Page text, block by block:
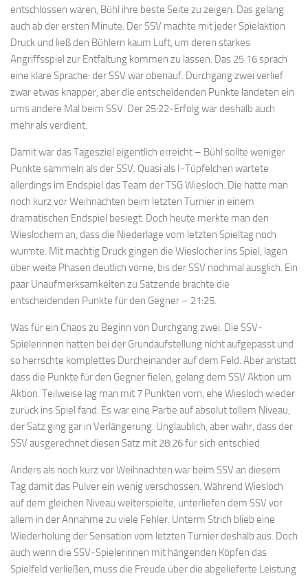
entschlossen waren, Bühl ihre beste Seite zu zeigen. Das gelang
auch ab der ersten Minute. Der SSV machte mit jeder Spielaktion
Druck und ließ den Bühlern kaum Luft, um deren starkes
Angriffsspiel zur Entfaltung kommen zu lassen. Das 25:16 sprach
eine klare Sprache: der SSV war obenauf. Durchgang zwei verlief
zwar etwas knapper, aber die entscheidenden Punkte landeten ein
ums andere Mal beim SSV. Der 25:22-Erfolg war deshalb auch
mehr als verdient.
Damit war das Tagesziel eigentlich erreicht – Bühl sollte weniger
Punkte sammeln als der SSV. Quasi als I-Tüpfelchen wartete
allerdings im Endspiel das Team der TSG Wiesloch. Die hatte man
noch kurz vor Weihnachten beim letzten Turnier in einem
dramatischen Endspiel besiegt. Doch heute merkte man den
Wieslochern an, dass die Niederlage vom letzten Spieltag noch
wurmte. Mit mächtig Druck gingen die Wieslocher ins Spiel, lagen
über weite Phasen deutlich vorne, bis der SSV nochmal ausglich. Ein
paar Unaufmerksamkeiten zu Satzende brachte die
entscheidenden Punkte für den Gegner – 21:25.
Was für ein Chaos zu Beginn von Durchgang zwei. Die SSV-
Spielerinnen hatten bei der Grundaufstellung nicht aufgepasst und
so herrschte komplettes Durcheinander auf dem Feld. Aber anstatt
dass die Punkte für den Gegner fielen, gelang dem SSV Aktion um
Aktion. Teilweise lag man mit 7 Punkten vorn, ehe Wiesloch wieder
zurück ins Spiel fand. Es war eine Partie auf absolut tollem Niveau,
der Satz ging gar in Verlängerung. Unglaublich, aber wahr, dass der
SSV ausgerechnet diesen Satz mit 28:26 für sich entschied.
Anders als noch kurz vor Weihnachten war beim SSV an diesem
Tag damit das Pulver ein wenig verschossen. Während Wiesloch
auf dem gleichen Niveau weiterspielte, unterliefen dem SSV vor
allem in der Annahme zu viele Fehler. Unterm Strich blieb eine
Wiederholung der Sensation vom letzten Turnier deshalb aus. Doch
auch wenn die SSV-Spielerinnen mit hängenden Köpfen das
Spielfeld verließen, muss die Freude über die abgelieferte Leistung